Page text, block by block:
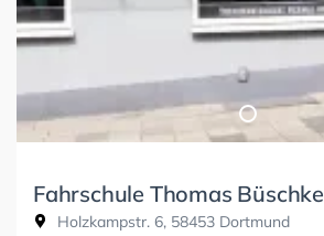
Fahrschule Thomas Büschke
Holzkampstr. 6, 58453 Dortmund